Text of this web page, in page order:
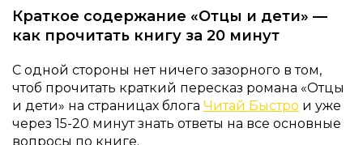
Краткое содержание «Отцы и дети» —
как прочитать книгу за 20 минут
С одной стороны нет ничего зазорного в том,
чтоб прочитать краткий пересказ романа «Отцы
и дети» на страницах блога Читай Быстро и уже
через 15-20 минут знать ответы на все основные
вопросы по книге.